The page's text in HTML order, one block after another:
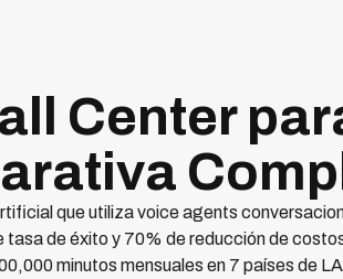
Center
que utiliza voice agents
de éxito y 70% de reducción de
minutos mensuales en 7 países de